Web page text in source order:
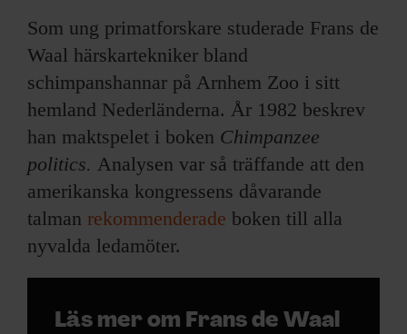
Som ung primatforskare studerade Frans de
Waal härskartekniker bland
schimpanshannar på Arnhem Zoo i sitt
hemland Nederländerna. År 1982 beskrev
han maktspelet i boken Chimpanzee
politics. Analysen var så träffande att den
amerikanska kongressens dåvarande
talman rekommenderade boken till alla
nyvalda ledamöter.
Läs mer om Frans de Waal